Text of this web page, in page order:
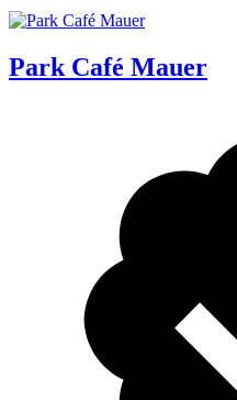
Park Café Mauer